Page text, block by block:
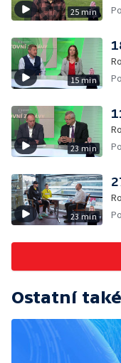
25 min
15 min
23 min
23 min
Ostatní